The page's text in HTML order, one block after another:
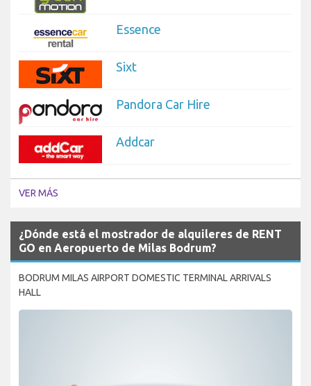
Essence
Sixt
Pandora Car Hire
Addcar
VER MÁS
¿Dónde está el mostrador de alquileres de RENT
GO en Aeropuerto de Milas Bodrum?
BODRUM MILAS AIRPORT DOMESTIC TERMINAL ARRIVALS
HALL